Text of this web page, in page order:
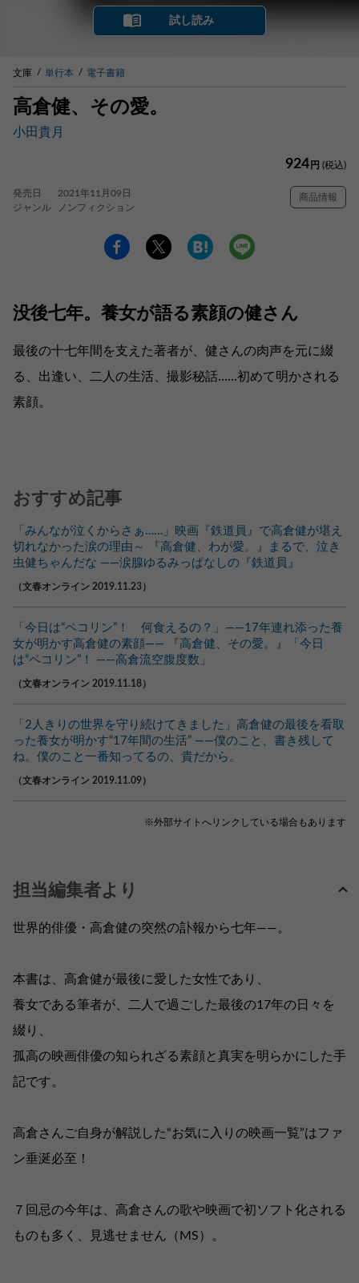
試し読み
文庫 単行本 電子書籍
高倉健、その愛。
小田貴月
924 円 (税込)
発売日
2021年11月09日
ジャンル
ノンフィクション
商品情報
没後七年。養女が語る素顔の健さん
最後の十七年間を支えた著者が、健さんの肉声を元に綴
る、出逢い、二人の生活、撮影秘話……初めて明かされる
素顔。
おすすめ記事
「みんなが泣くからさぁ……」映画『鉄道員』で高倉健が堪え
切れなかった涙の理由～ 『高倉健、わが愛。』まるで、泣き
虫健ちゃんだな ――涙腺ゆるみっぱなしの『鉄道員』
（文春オンライン 2019.11.23）
「今日は“ペコリン”！ 何食えるの？」――17年連れ添った養
女が明かす高倉健の素顔―― 『高倉健、その愛。』「今日
は“ペコリン”！ ――高倉流空腹度数」
（文春オンライン 2019.11.18）
「2人きりの世界を守り続けてきました」高倉健の最後を看取
った養女が明かす“17年間の生活” ――僕のこと、書き残して
ね。僕のこと一番知ってるの、貴だから。
（文春オンライン 2019.11.09）
※外部サイトへリンクしている場合もあります
担当編集者より
世界的俳優・高倉健の突然の訃報から七年――。
本書は、高倉健が最後に愛した女性であり、
養女である筆者が、二人で過ごした最後の17年の日々を
綴り、
孤高の映画俳優の知られざる素顔と真実を明らかにした手
記です。
高倉さんご自身が解説した“お気に入りの映画一覧”はファ
ン垂涎必至！
７回忌の今年は、高倉さんの歌や映画で初ソフト化される
ものも多く、見逃せません（MS）。